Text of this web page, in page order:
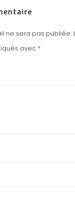
ne sera pas publiée.
avec *